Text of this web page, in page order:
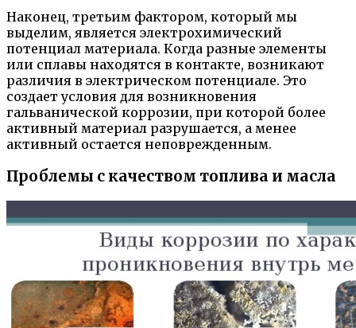
Наконец, третьим фактором, который мы
выделим, является электрохимический
потенциал материала. Когда разные элементы
или сплавы находятся в контакте, возникают
различия в электрическом потенциале. Это
создает условия для возникновения
гальванической коррозии, при которой более
активный материал разрушается, а менее
активный остается неповрежденным.
Проблемы с качеством топлива и масла